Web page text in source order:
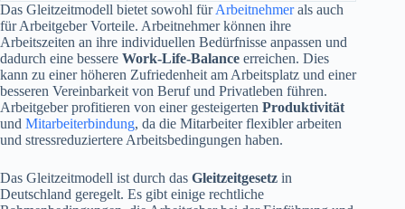
Das Gleitzeitmodell bietet sowohl fürArbeitnehmerals auch
für Arbeitgeber Vorteile. Arbeitnehmer können ihre
Arbeitszeiten an ihre individuellen Bedürfnisse anpassen und
dadurch eine bessere Work-Life-Balance erreichen. Dies
kann zu einer höheren Zufriedenheit am Arbeitsplatz und einer
besseren Vereinbarkeit von Beruf und Privatleben führen.
Arbeitgeber profitieren von einer gesteigerten Produktivität
und Mitarbeiterbindung, da die Mitarbeiter flexibler arbeiten
und stressreduziertere Arbeitsbedingungen haben.
Das Gleitzeitmodell ist durch das Gleitzeitgesetz in
Deutschland geregelt. Es gibt einige rechtliche